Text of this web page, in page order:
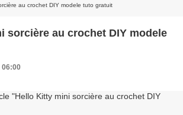
au crochet DIY modele tuto gratuit
sorcière au crochet DIY modele
06:00